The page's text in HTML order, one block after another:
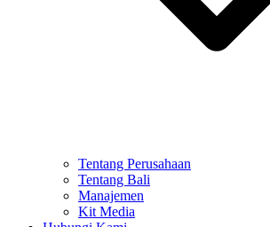
Tentang Perusahaan
Tentang Bali
Manajemen
Kit Media